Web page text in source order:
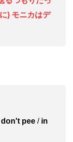
) モニカはデ
pee / in